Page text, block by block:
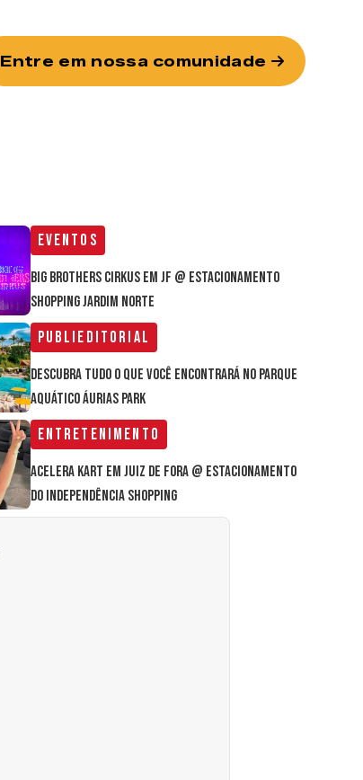
Entre em nossa comunidade
Eventos
Big Brothers Cirkus em JF @ estacionamento
Shopping Jardim Norte
Publieditorial
Descubra tudo o que você encontrará no parque
aquático Áurias Park
Entretenimento
Acelera Kart em Juiz de Fora @ estacionamento
do Independência Shopping